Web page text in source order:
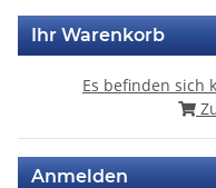
Ihr Warenkorb
Es befinden sich
Anmelden